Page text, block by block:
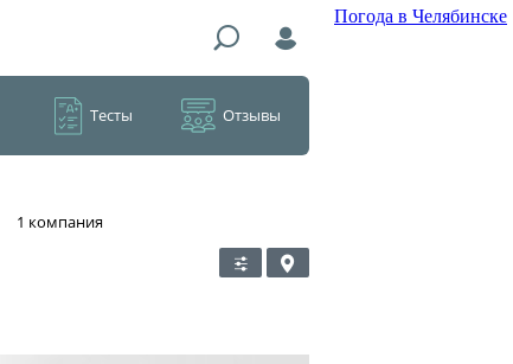
Погода в Челябинске
Тесты Отзывы
​1 компания